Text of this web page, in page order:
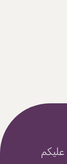
عليكم